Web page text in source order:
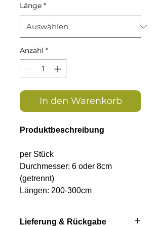
Länge *
Anzahl *
In den Warenkorb
Produktbeschreibung
per Stück
Durchmesser: 6 oder 8cm
(getrennt)
Längen: 200-300cm
Lieferung & Rückgabe